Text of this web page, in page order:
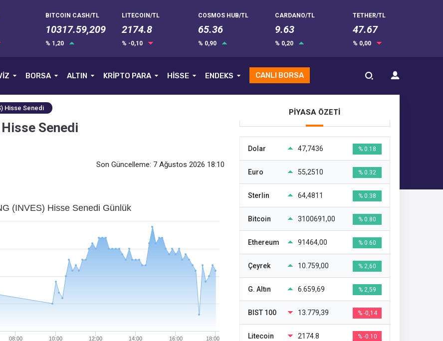
BITCOIN CASH/TL
10317.59,209
% 1,20
LITECOIN/TL
2174.8
% -0,10
COSMOS HUB/TL
65.36
% 0,90
CARDANO/TL
9.63
% 0,20
TETHER/TL
47.67
% 0,00
BORSA ALTIN KRİPTO PARA HİSSE ENDEKS CANLI BORSA
Hisse Senedi
Senedi
Son Güncelleme: 7 Ağustos 2026 18:10
(INVES) Hisse Senedi Günlük
08:00 10:00 12:00 14:00 16:00 18:00
PİYASA ÖZETİ
Dolar 47,7436 % 0.18
Euro 55,2510 % 0.32
Sterlin 64,4811 % 0.38
Bitcoin 3100691,00 % 0.80
Ethereum 91464,00 % 0.60
Çeyrek 10.759,00 % 2,60
G. Altın 6.659,69 % 2,59
BIST 100 13.779,39 % -0,14
Litecoin 2174.8 % -0.10